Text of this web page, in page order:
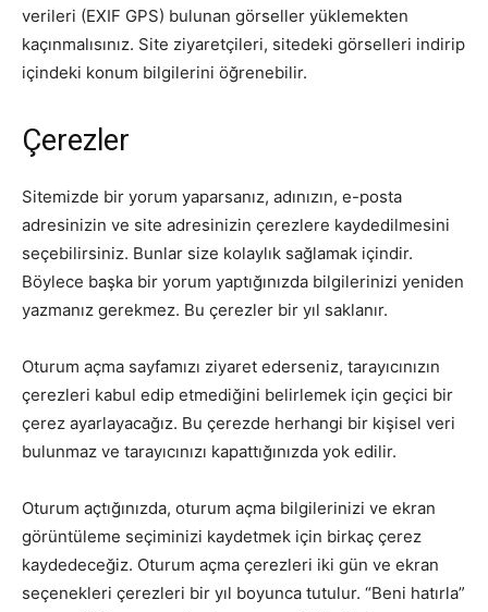
verileri (EXIF GPS) bulunan görseller yüklemekten
kaçınmalısınız. Site ziyaretçileri, sitedeki görselleri indirip
içindeki konum bilgilerini öğrenebilir.
Çerezler
Sitemizde bir yorum yaparsanız, adınızın, e-posta
adresinizin ve site adresinizin çerezlere kaydedilmesini
seçebilirsiniz. Bunlar size kolaylık sağlamak içindir.
Böylece başka bir yorum yaptığınızda bilgilerinizi yeniden
yazmanız gerekmez. Bu çerezler bir yıl saklanır.
Oturum açma sayfamızı ziyaret ederseniz, tarayıcınızın
çerezleri kabul edip etmediğini belirlemek için geçici bir
çerez ayarlayacağız. Bu çerezde herhangi bir kişisel veri
bulunmaz ve tarayıcınızı kapattığınızda yok edilir.
Oturum açtığınızda, oturum açma bilgilerinizi ve ekran
görüntüleme seçiminizi kaydetmek için birkaç çerez
kaydedeceğiz. Oturum açma çerezleri iki gün ve ekran
seçenekleri çerezleri bir yıl boyunca tutulur. “Beni hatırla”